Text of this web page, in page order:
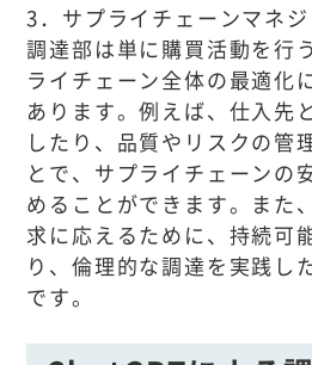
3．サプライチェーンマネ
調達部は単に購買活動を行
ライチェーン全体の最適化
あります。例えば、仕入先
したり、品質やリスクの管
とで、サプライチェーンの
めることができます。また
求に応えるために、持続可
り、倫理的な調達を実践し
です。